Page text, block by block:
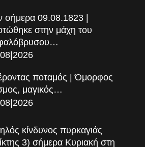
σήμερα 09.08.1823 |
στην μάχη του
ποταμός | Όμορφος
μαγικός…
κίνδυνος πυρκαγιάς
3) σήμερα Κυριακή στη